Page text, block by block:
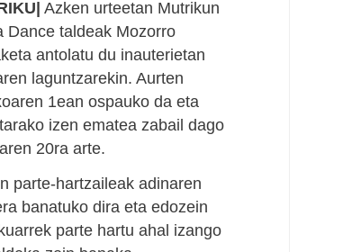
Azken urteetan Mutrikun
Dance taldeak Mozorro
antolatu du inauterietan
laguntzarekin. Aurten
1ean ospauko da eta
izen ematea zabail dago
20ra arte.
parte-hartzaileak adinaren
banatuko dira eta edozein
parte hartu ahal izango